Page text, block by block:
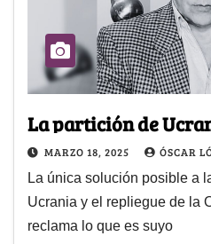
La partición de
MARZO 18, 2025 ÓSCAR
La única solución posible a
Ucrania y el repliegue de la
reclama lo que es suyo